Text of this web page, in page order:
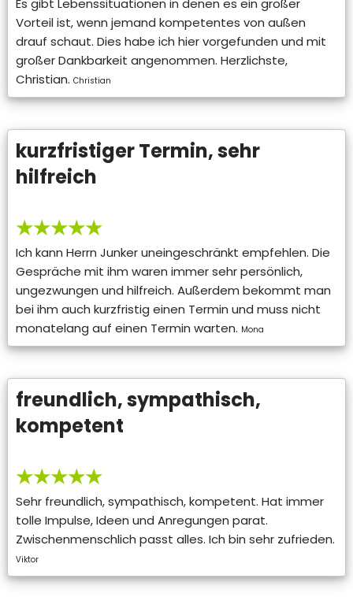
Es gibt Lebenssituationen in denen es ein großer
Vorteil ist, wenn jemand kompetentes von außen
drauf schaut. Dies habe ich hier vorgefunden und mit
großer Dankbarkeit angenommen. Herzlichste,
Christian. Christian
kurzfristiger Termin, sehr
hilfreich
★★★★★
Ich kann Herrn Junker uneingeschränkt empfehlen. Die
Gespräche mit ihm waren immer sehr persönlich,
ungezwungen und hilfreich. Außerdem bekommt man
bei ihm auch kurzfristig einen Termin und muss nicht
monatelang auf einen Termin warten. Mona
freundlich, sympathisch,
kompetent
★★★★★
Sehr freundlich, sympathisch, kompetent. Hat immer
tolle Impulse, Ideen und Anregungen parat.
Zwischenmenschlich passt alles. Ich bin sehr zufrieden.
Viktor